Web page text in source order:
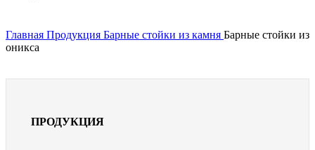
Главная Продукция Барные стойки из камня Барные стойки из
оникса
ПРОДУКЦИЯ